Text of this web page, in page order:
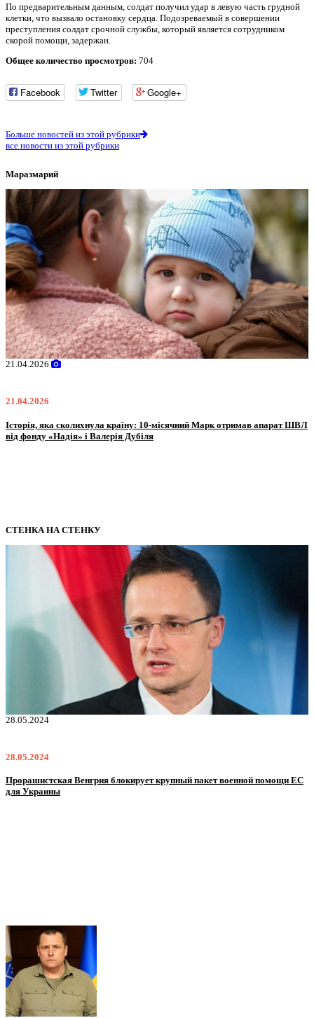
По предварительным данным, солдат получил удар в левую часть грудной
клетки, что вызвало остановку сердца. Подозреваемый в совершении
преступления солдат срочной службы, который является сотрудником
скорой помощи, задержан.
Общее количество просмотров: 704
Facebook Twitter Google+
Больше новостей из этой рубрики
все новости из этой рубрики
Маразмарий
21.04.2026
21.04.2026
Історія, яка сколихнула країну: 10-місячний Марк отримав апарат ШВЛ
від фонду «Надія» і Валерія Дубіля
СТЕНКА НА СТЕНКУ
28.05.2024
28.05.2024
Прорашистская Венгрия блокирует крупный пакет военной помощи ЕС
для Украины